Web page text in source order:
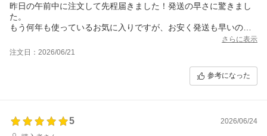
昨日の午前中に注文して先程届きました！発送の早さに驚きまし
た。
もう何年も使っているお気に入りですが、お安く発送も早いの
ありがとうございました！
さらに表示
注文日：2026/06/21
参考になった
5
2026/06/24